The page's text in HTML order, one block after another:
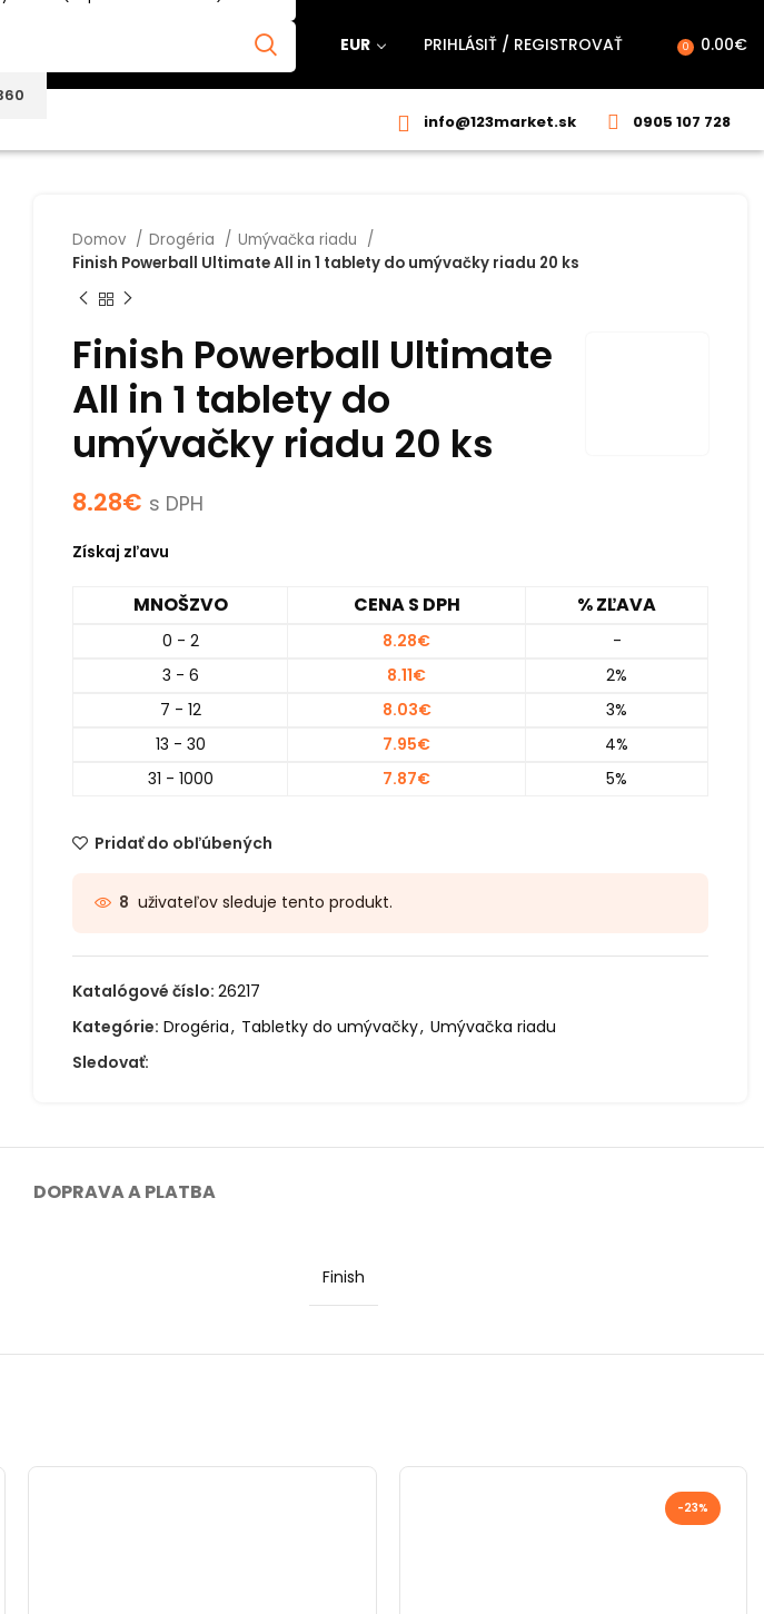
EUR PRIHLÁSIŤ / REGISTROVAŤ 0 0.00€
info@123market.sk 0905 107 728
Domov Drogéria
Umývačka riadu
Finish Powerball Ultimate All in 1 tablety do umývačky riadu 20 ks
Finish Powerball Ultimate
All in 1 tablety do
umývačky riadu 20 ks
8.28€ s DPH
Získaj zľavu
MNOŠZVO CENA S DPH % ZĽAVA
0 - 2 8.28€
-
3 - 6
8.11€
2%
7 - 12
8.03€
3%
13 - 30
7.95€
4%
31 - 1000
7.87€ 5%
Pridať do obľúbených
8 uživateľov sleduje tento produkt.
Katalógové číslo: 26217
Kategórie: Drogéria, Tabletky do umývačky, Umývačka riadu
Sledovať:
DOPRAVA A PLATBA
Finish
-23%